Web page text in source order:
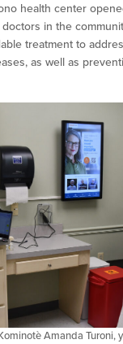
health center
in the
treatment to
as well as
Amanda Turoni,